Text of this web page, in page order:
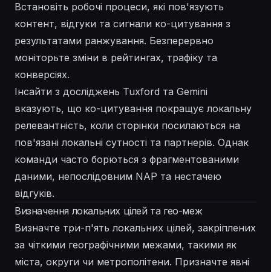
Встановіть робочі процеси, які пов'язують
контент, відгуки та сигнали ко-цитування з
результатами ранжування. Безперервно
моніторьте зміни в рейтингах, трафіку та
конверсіях.
Інсайти з досліджень Tuxford та Gemini
вказують, що ко-цитування покращує локальну
релевантність, коли сторінки посилаються на
пов'язані локальні сутності та партнерів. Однак
команди часто борються з фрагментованими
даними, непослідовним NAP та нестачею
відгуків.
Визначення локальних цілей та гео-меж
Визначте три-п'ять локальних цілей, закріплених
за чіткими географічними межами, такими як
міста, округи чи метрополітени. Призначте явні